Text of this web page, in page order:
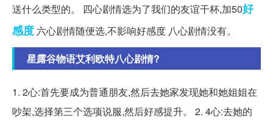
送什么类型的。 四心剧情选为了我们的友谊干杯,加50好
感度 六心剧情随便选,不影响好感度 八心剧情没有。
星露谷物语艾利欧特八心剧情?
1. 2心:首先要成为普通朋友,然后去她家发现她和她姐姐在
吵架,选择第三个选项说服,然后好感提升。 2. 4心:去她的